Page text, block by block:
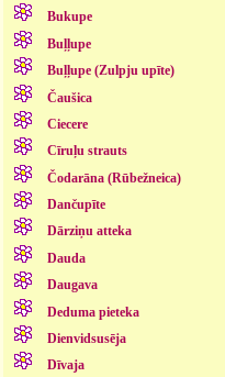
Bukupe
Buļļupe
Buļļupe (Zulpju upīte)
Čaušica
Ciecere
Cīruļu strauts
Čodarāna (Rūbežneica)
Dančupīte
Dārziņu atteka
Dauda
Daugava
Deduma pieteka
Dienvidsusēja
Dīvaja